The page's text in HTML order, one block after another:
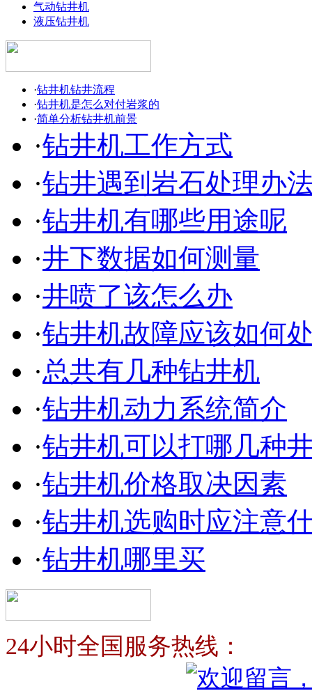
气动钻井机
液压钻井机
·钻井机钻井流程
·钻井机是怎么对付岩浆的
·简单分析钻井机前景
·钻井机工作方式
·钻井遇到岩石处理办
·钻井机有哪些用途呢
·井下数据如何测量
·井喷了该怎么办
·钻井机故障应该如何
·总共有几种钻井机
·钻井机动力系统简介
·钻井机可以打哪几种
·钻井机价格取决因素
·钻井机选购时应注意
·钻井机哪里买
24小时全国服务热线：